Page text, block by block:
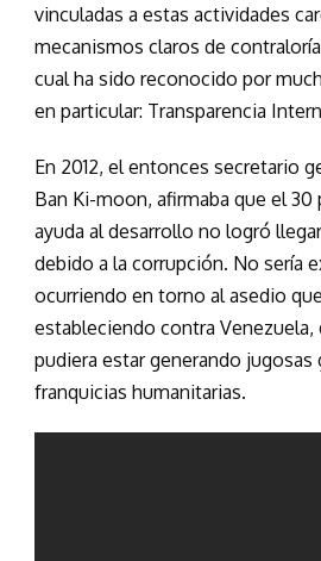
vinculadas a estas actividades
mecanismos claros de
cual ha sido reconocido por
en particular: Transparencia
En 2012, el entonces secretario
Ban Ki-moon, afirmaba que el 30
ayuda al desarrollo no logró
debido a la corrupción. No sería
ocurriendo en torno al asedio
estableciendo contra
pudiera estar generando jugosas
franquicias humanitarias.